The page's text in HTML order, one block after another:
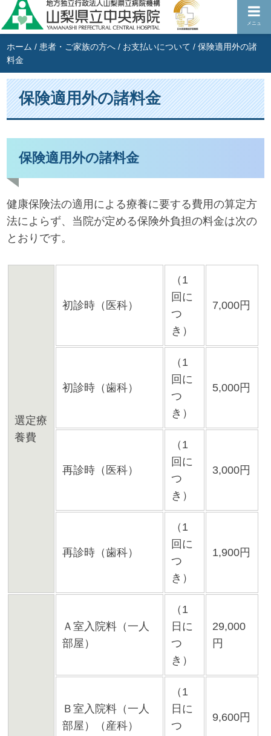
メニュ
ホーム / 患者・ご家族の方へ / お支払いについて /保険適用外の諸
料金
保険適用外の諸料金
保険適用外の諸料金
健康保険法の適用による療養に要する費用の算定方
法によらず、当院が定める保険外負担の料金は次の
とおりです。
選定療
養費
初診時（医科）
（1
回に
つ
き）
7,000円
初診時（歯科）
（1
回に
つ
き）
5,000円
再診時（医科）
（1
回に
つ
き）
3,000円
再診時（歯科）
（1
回に
つ
き）
1,900円
Ａ室入院料（一人
部屋）
（1
日に
つ
き）
29,000
円
Ｂ室入院料（一人
部屋）（産科）
（1
日に
つ
9,600円